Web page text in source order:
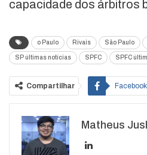
capacidade dos árbitros
o Paulo Rivais São Paulo
SP últimas notícias SPFC SPFC
Compartilhar Facebook
WhatsApp
Matheus